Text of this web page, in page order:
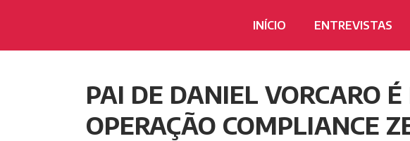
INÍCIO ENTREVISTAS
PAI DE DANIEL VORCARO
OPERAÇÃO COMPLIANCE